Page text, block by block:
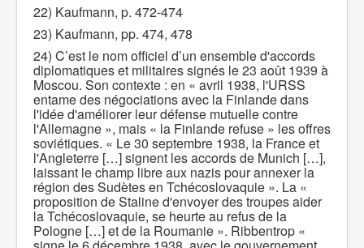
22) Kaufmann, p. 472-474
23) Kaufmann, pp. 474, 478
24) C’est le nom officiel d’un ensemble d'accords
diplomatiques et militaires signés le 23 août 1939 à
Moscou. Son contexte : en « avril 1938, l'URSS
entame des négociations avec la Finlande dans
l'idée d'améliorer leur défense mutuelle contre
l'Allemagne », mais « la Finlande refuse » les offres
soviétiques. « Le 30 septembre 1938, la France et
l'Angleterre […] signent les accords de Munich […],
laissant le champ libre aux nazis pour annexer la
région des Sudètes en Tchécoslovaquie ». La «
proposition de Staline d'envoyer des troupes aider
la Tchécoslovaquie, se heurte au refus de la
Pologne […] et de la Roumanie ». Ribbentrop «